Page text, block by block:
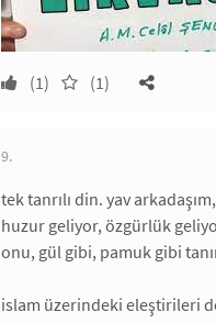
(1) (1)
9.
tek tanrılı din. yav
huzur geliyor, özgürlük
onu, gül gibi, pamuk gibi
islam üzerindeki eleştirileri